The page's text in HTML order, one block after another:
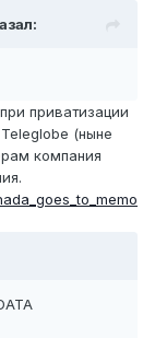
приватизации
(ныне
компания